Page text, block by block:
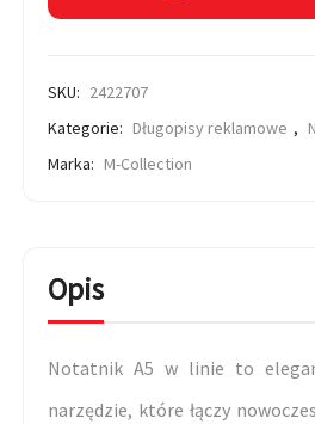
SKU: 2422707
Kategorie: Długopisy reklamowe ,
Marka: M-Collection
Opis
Notatnik A5 w linie to
narzędzie, które łączy